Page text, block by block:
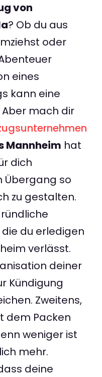
von
? Ob du aus
oder
eines
kann eine
mach dir
Mannheim hat
dich
Übergang so
zu gestalten.
du erledigen
verlässt.
deiner
Kündigung
Zweitens,
dem Packen
weniger ist
mehr.
deine